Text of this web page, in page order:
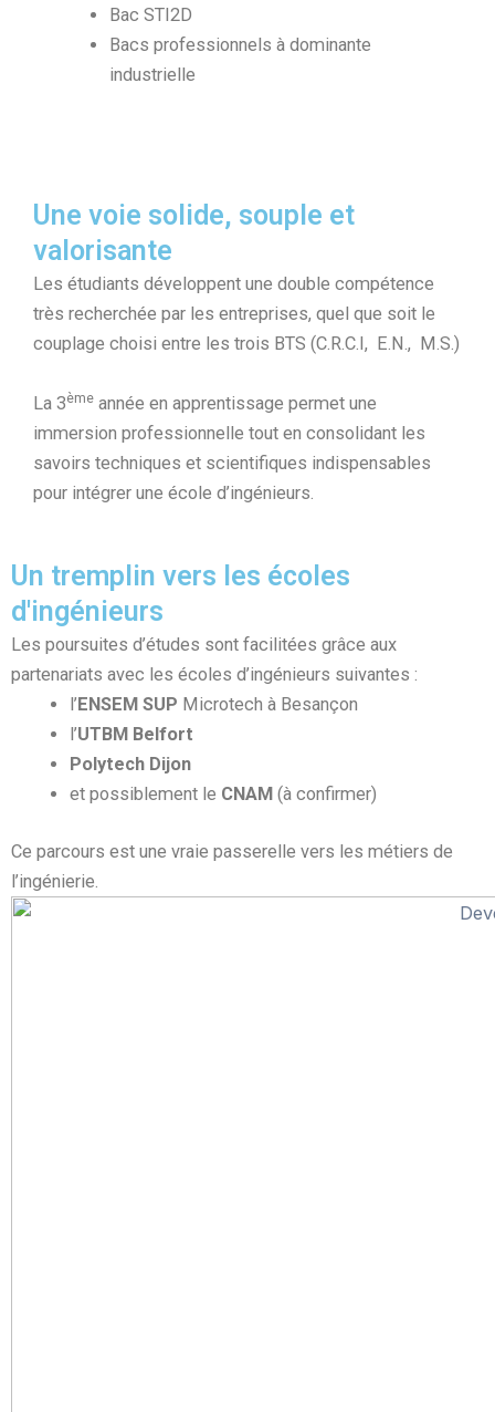
Bac STI2D
Bacs professionnels à dominante
industrielle
Une voie solide, souple et
valorisante
Les étudiants développent une double compétence
très recherchée par les entreprises, quel que soit le
couplage choisi entre les trois BTS (C.R.C.I, E.N., M.S.)
La 3ème année en apprentissage permet une
immersion professionnelle tout en consolidant les
savoirs techniques et scientifiques indispensables
pour intégrer une école d’ingénieurs.
Un tremplin vers les écoles
d'ingénieurs
Les poursuites d’études sont facilitées grâce aux
partenariats avec les écoles d’ingénieurs suivantes :
l’ENSEM SUP Microtech à Besançon
l’UTBM Belfort
Polytech Dijon
et possiblement le CNAM(à confirmer)
Ce parcours est une vraie passerelle vers les métiers de
l’ingénierie.